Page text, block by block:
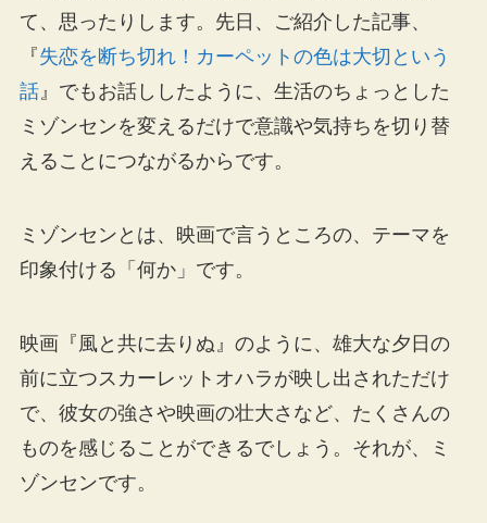
て、思ったりします。先日、ご紹介した記事、
『失恋を断ち切れ！カーペットの色は大切という
話』でもお話ししたように、生活のちょっとした
ミゾンセンを変えるだけで意識や気持ちを切り替
えることにつながるからです。
ミゾンセンとは、映画で言うところの、テーマを
印象付ける「何か」です。
映画『風と共に去りぬ』のように、雄大な夕日の
前に立つスカーレットオハラが映し出されただけ
で、彼女の強さや映画の壮大さなど、たくさんの
ものを感じることができるでしょう。それが、ミ
ゾンセンです。